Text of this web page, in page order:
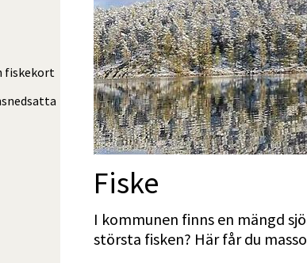
Fiske
I kommunen finns en mängd
största fisken? Här får du
fiskekort